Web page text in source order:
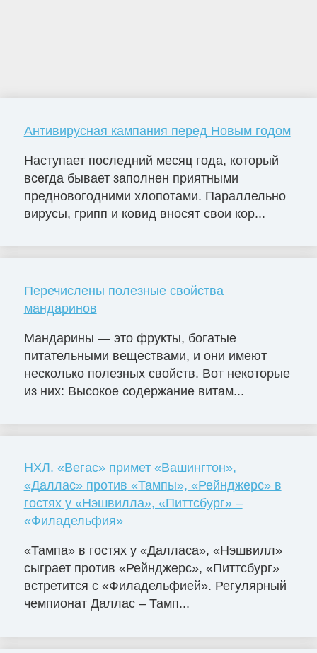
Антивирусная кампания перед Новым годом
Наступает последний месяц года, который
всегда бывает заполнен приятными
предновогодними хлопотами. Параллельно
вирусы, грипп и ковид вносят свои кор...
Перечислены полезные свойства
мандаринов
Мандарины — это фрукты, богатые
питательными веществами, и они имеют
несколько полезных свойств. Вот некоторые
из них: Высокое содержание витам...
НХЛ. «Вегас» примет «Вашингтон»,
«Даллас» против «Тампы», «Рейнджерс» в
гостях у «Нэшвилла», «Питтсбург» –
«Филадельфия»
«Тампа» в гостях у «Далласа», «Нэшвилл»
сыграет против «Рейнджерс», «Питтсбург»
встретится с «Филадельфией». Регулярный
чемпионат Даллас – Тамп...